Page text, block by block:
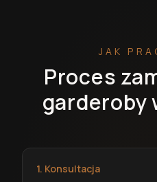
JAK
Proces
garderoby
1. Konsultacja